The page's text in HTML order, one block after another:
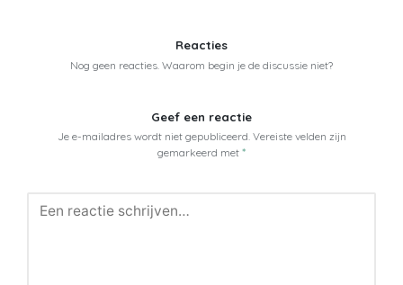
Reacties
Nog geen reacties. Waarom begin je de discussie niet?
Geef een reactie
Je e-mailadres wordt niet gepubliceerd. Vereiste velden zijn
gemarkeerd met *